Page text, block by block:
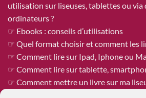
utilisation sur liseuses, tablettes ou via
ordinateurs ?
☞ Ebooks : conseils d’utilisations
☞ Quel format choisir et comment les
☞ Comment lire sur Ipad, Iphone ou
☞ Comment lire sur tablette,
☞ Comment mettre un livre sur ma